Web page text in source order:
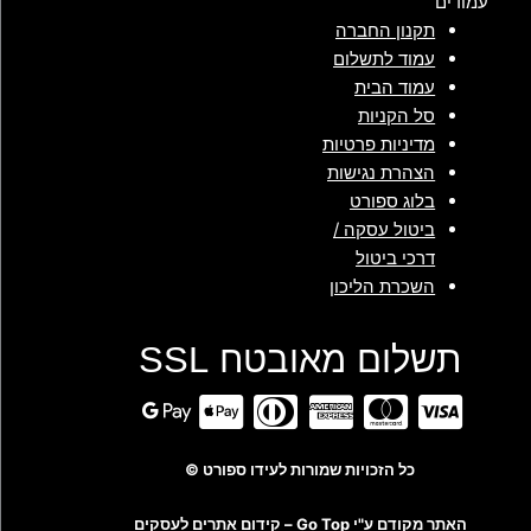
תקנון החברה
עמוד לתשלום
עמוד הבית
סל הקניות
מדיניות פרטיות
הצהרת נגישות
בלוג ספורט
ביטול עסקה /
דרכי ביטול
השכרת הליכון
תשלום מאובטח SSL
כל הזכויות שמורות לעידו ספורט ©
האתר מקודם ע"י Go Top – קידום אתרים לעסקים